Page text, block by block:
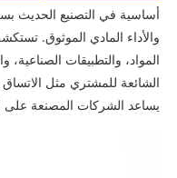
أساسية في التصنيع الحديث
والأداء المادي الموثوق.
المواد، والتطبيقات الصناعية،
الشائعة للمشتري مثل
يساعد الشركات المصنعة على